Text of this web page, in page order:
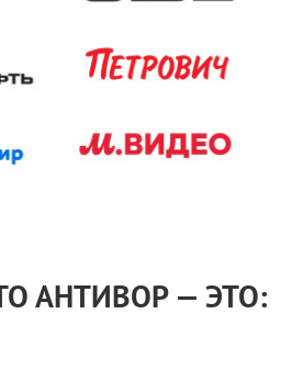
АНТИВОР — ЭТО: